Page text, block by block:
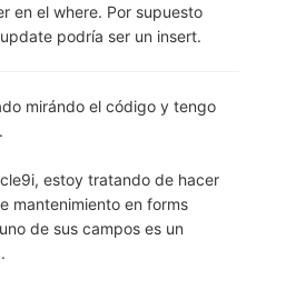
en el where. Por supuesto
podría ser un insert.
mirándo el código y tengo
estoy tratando de hacer
mantenimiento en forms
de sus campos es un